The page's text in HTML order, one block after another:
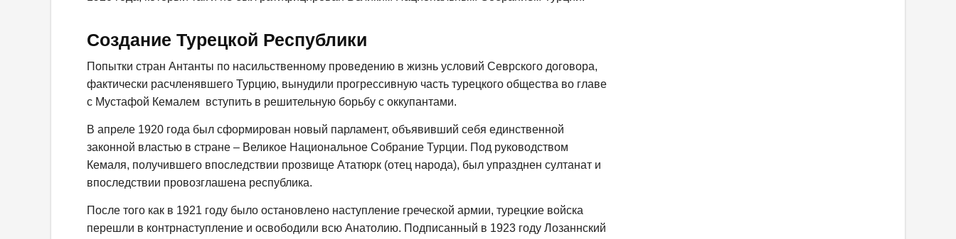
Создание Турецкой Республики
Попытки стран Антанты по насильственному проведению в жизнь условий Севрского договора,
фактически расчленявшего Турцию, вынудили прогрессивную часть турецкого общества во главе
с Мустафой Кемалем вступить в решительную борьбу с оккупантами.
В апреле 1920 года был сформирован новый парламент, объявивший себя единственной
законной властью в стране – Великое Национальное Собрание Турции. Под руководством
Кемаля, получившего впоследствии прозвище Ататюрк (отец народа), был упразднен султанат и
впоследствии провозглашена республика.
После того как в 1921 году было остановлено наступление греческой армии, турецкие войска
перешли в контрнаступление и освободили всю Анатолию. Подписанный в 1923 году Лозаннский